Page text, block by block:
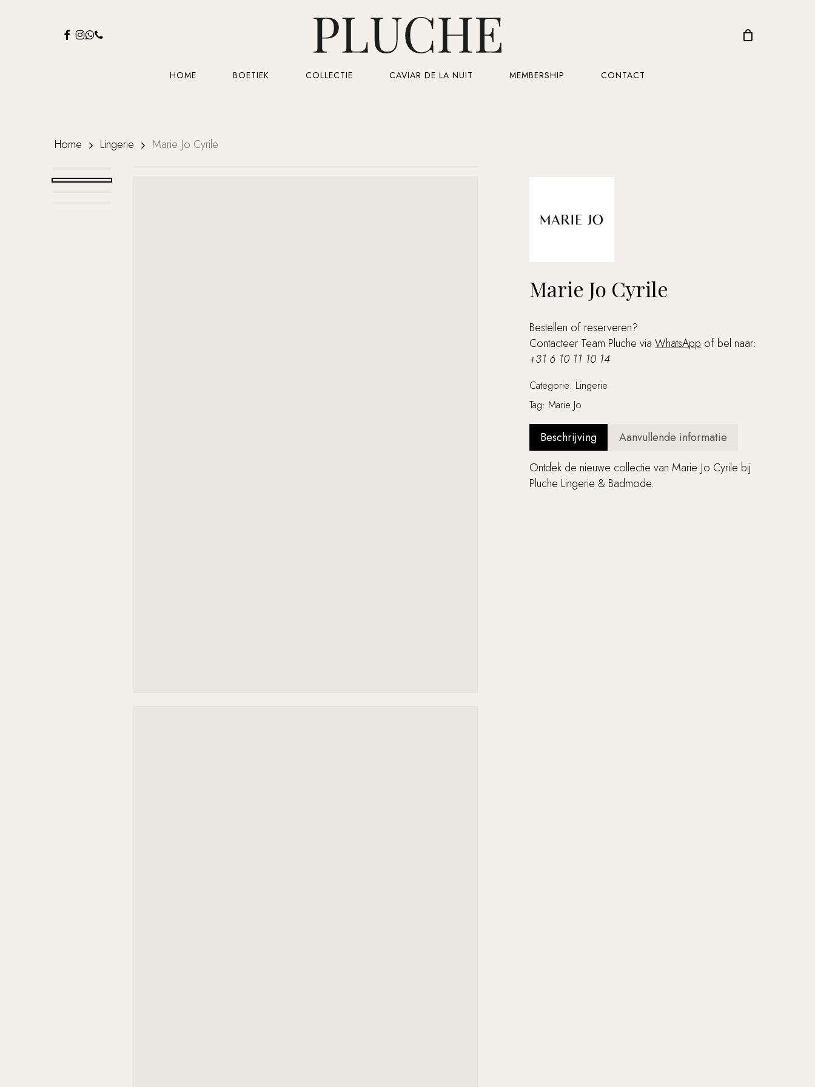
FACEBOOK
INSTAGRAM
WHATSAPP
PHONE
HOME BOETIEK COLLECTIE CAVIAR DE LA NUIT MEMBERSHIP CONTACT
Cart
Home Lingerie Marie Jo Cyrile
Marie Jo Cyrile
Bestellen of reserveren?
Contacteer Team Pluche viaWhatsApp of bel naar:
+31 6 10 11 10 14
Categorie: Lingerie
Tag:Marie Jo
Beschrijving
Aanvullende informatie
Ontdek de nieuwe collectie van Marie Jo Cyrile bij
Pluche Lingerie & Badmode.